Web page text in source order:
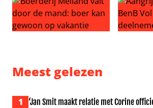
Meest gelezen
1 ‘Jan Smit maakt relatie met Corine